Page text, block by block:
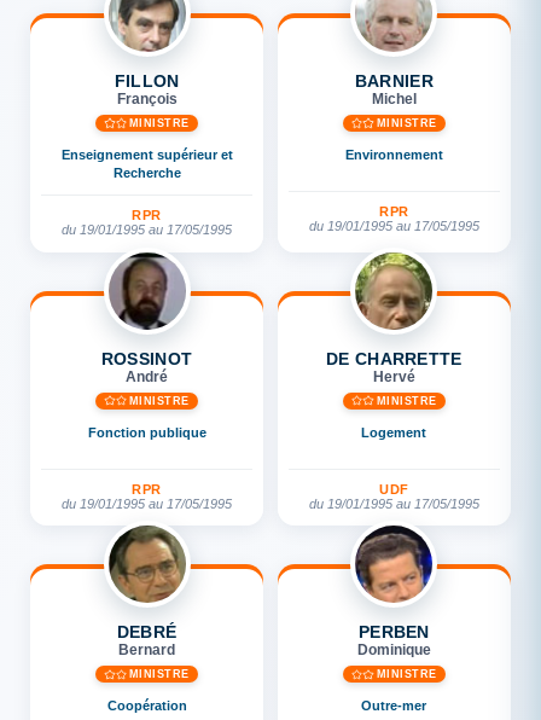
FILLON
François
MINISTRE
Enseignement supérieur et
Recherche
RPR
du 19/01/1995 au 17/05/1995
BARNIER
Michel
MINISTRE
Environnement
RPR
du 19/01/1995 au 17/05/1995
ROSSINOT
André
MINISTRE
Fonction publique
RPR
du 19/01/1995 au 17/05/1995
DE CHARRETTE
Hervé
MINISTRE
Logement
UDF
du 19/01/1995 au 17/05/1995
DEBRÉ
Bernard
MINISTRE
Coopération
PERBEN
Dominique
MINISTRE
Outre-mer